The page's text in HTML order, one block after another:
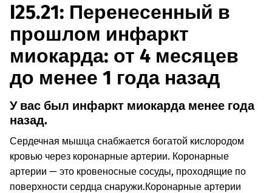
I25.21: Перенесенный в
прошлом инфаркт
миокарда: от 4 месяцев
до менее 1 года назад
У вас был инфаркт миокарда менее года
назад.
Сердечная мышца снабжается богатой кислородом
кровью через коронарные артерии. Коронарные
артерии — это кровеносные сосуды, проходящие по
поверхности сердца снаружи.Коронарные артерии